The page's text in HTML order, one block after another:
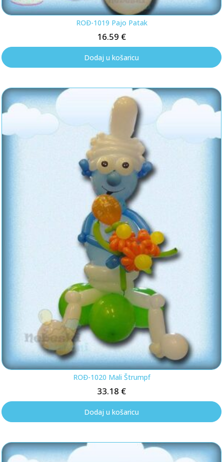
ROĐ-1019 Pajo Patak
16.59 €
Dodaj u košaricu
ROĐ-1020 Mali Štrumpf
33.18 €
Dodaj u košaricu